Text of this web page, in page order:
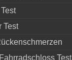
Test
Test